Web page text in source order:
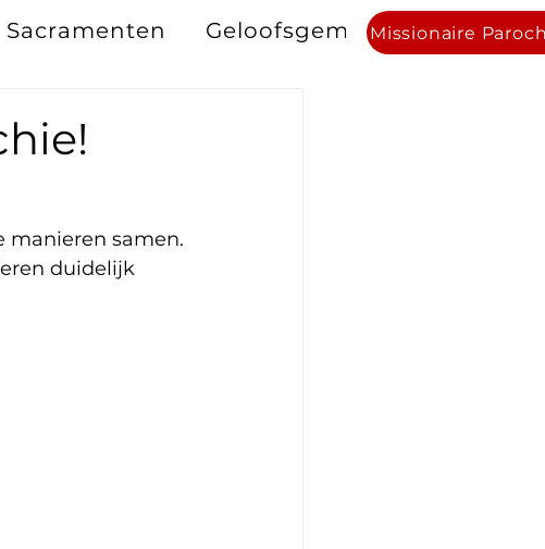
Sacramenten Geloofsgemeenschappen
Missionaire
manieren samen.
duidelijk